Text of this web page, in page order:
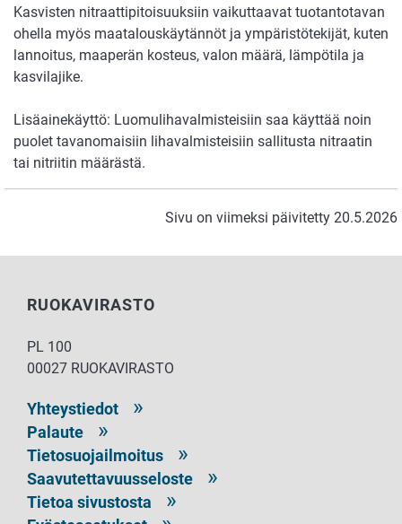
Kasvisten nitraattipitoisuuksiin vaikuttaavat tuotantotavan
ohella myös maatalouskäytännöt ja ympäristötekijät, kuten
lannoitus, maaperän kosteus, valon määrä, lämpötila ja
kasvilajike.
Lisäainekäyttö: Luomulihavalmisteisiin saa käyttää noin
puolet tavanomaisiin lihavalmisteisiin sallitusta nitraatin
tai nitriitin määrästä.
Sivu on viimeksi päivitetty 20.5.2026
RUOKAVIRASTO
PL 100
00027 RUOKAVIRASTO
Yhteystiedot
Palaute
Tietosuojailmoitus
Saavutettavuusseloste
Tietoa sivustosta